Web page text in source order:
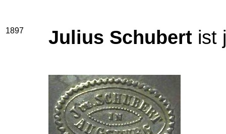
1897 Julius Schubert ist